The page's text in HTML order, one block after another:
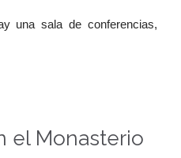
una sala de con­ferencias,
el Monasterio